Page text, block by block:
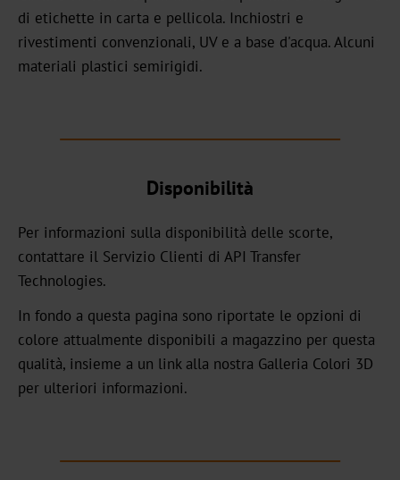
GHN
HX
Graphical
UBH
BBN
Over-
Printable
CB
di etichette in carta e pellicola. Inchiostri e
rivestimenti convenzionali, UV e a base d'acqua. Alcuni
materiali plastici semirigidi.
Disponibilità
Per informazioni sulla disponibilità delle scorte,
contattare il Servizio Clienti di API Transfer
Technologies.
In fondo a questa pagina sono riportate le opzioni di
colore attualmente disponibili a magazzino per questa
qualità, insieme a un link alla nostra Galleria Colori 3D
per ulteriori informazioni.